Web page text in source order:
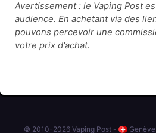
Avertissement : le Vaping Post
audience. En achetant via des
pouvons percevoir une
votre prix d'achat.
© 2010-2026 Vaping Post -